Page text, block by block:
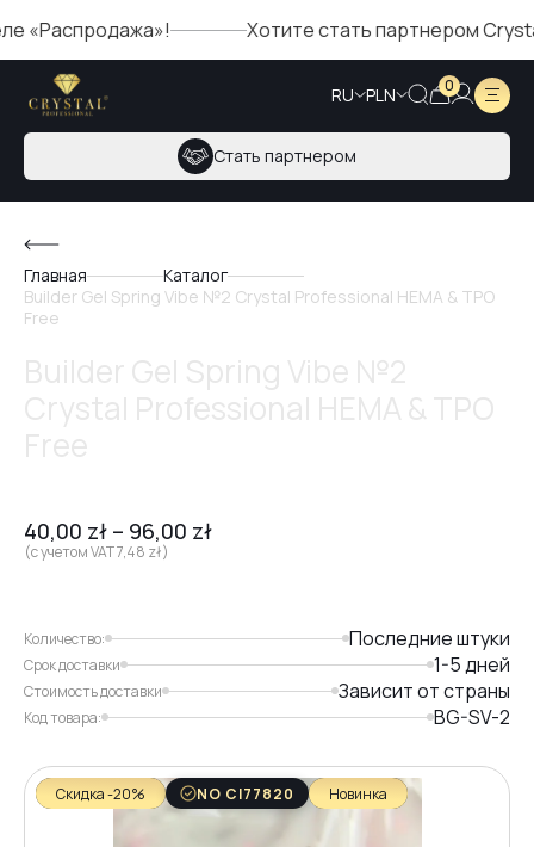
Хотите стать партнером Crystal?
RU PLN 0
Стать партнером
Главная
Каталог
Builder Gel Spring Vibe №2 Crystal Professional HEMA & TPO
Free
40,00 zł – 96,00 zł
(с учетом VAT7,48 zł)
Количество: Последние штуки
Срок доставки 1-5 дней
Стоимость доставки Зависит от страны
Код товара: BG-SV-2
Скидка -20% NO CI77820 Новинка